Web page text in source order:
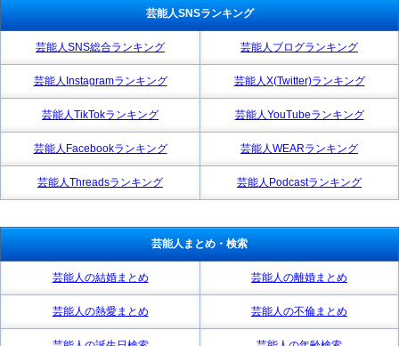
芸能人SNSランキング
芸能人SNS総合ランキング 芸能人ブログランキング
芸能人Instagramランキング 芸能人X(Twitter)ランキング
芸能人TikTokランキング 芸能人YouTubeランキング
芸能人Facebookランキング 芸能人WEARランキング
芸能人Threadsランキング 芸能人Podcastランキング
芸能人まとめ・検索
芸能人の結婚まとめ 芸能人の離婚まとめ
芸能人の熱愛まとめ 芸能人の不倫まとめ